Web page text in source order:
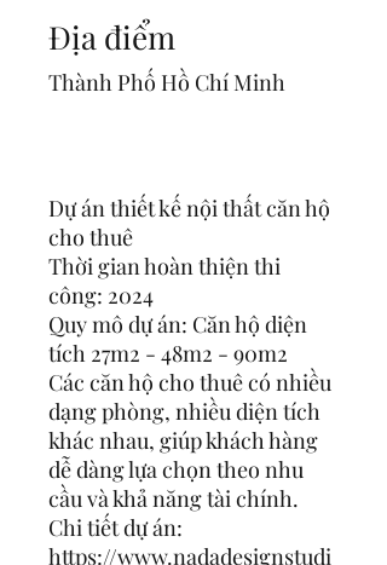
Địa điểm
Thành Phố Hồ Chí Minh
Dự án thiết kế nội thất căn hộ
cho thuê
Thời gian hoàn thiện thi
công: 2024
Quy mô dự án: Căn hộ diện
tích 27m2 - 48m2 - 90m2
Các căn hộ cho thuê có nhiều
dạng phòng, nhiều diện tích
khác nhau, giúp khách hàng
dễ dàng lựa chọn theo nhu
cầu và khả năng tài chính.
Chi tiết dự án:
https://www.nadadesignstudi